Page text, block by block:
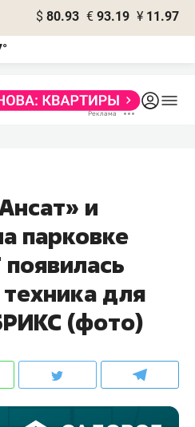
$ 80.93 € 93.19 ¥ 11.97
и
парковке
появилась
для
(фото)